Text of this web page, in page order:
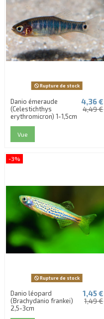
Rupture de stock
Danio émeraude
(Celestichthys
erythromicron) 1-1,5cm
4,36 €
4,49 €
Vue
-3%
Rupture de stock
Danio léopard
(Brachydanio frankei)
2,5-3cm
1,45 €
1,49 €